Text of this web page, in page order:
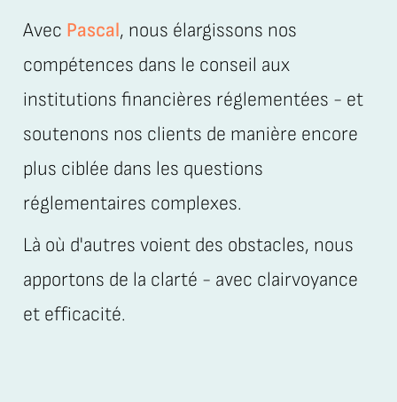
Avec Pascal, nous élargissons nos
compétences dans le conseil aux
institutions financières réglementées - et
soutenons nos clients de manière encore
plus ciblée dans les questions
réglementaires complexes.
Là où d'autres voient des obstacles, nous
apportons de la clarté - avec clairvoyance
et efficacité.